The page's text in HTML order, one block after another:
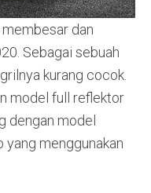
dan
Sebagai sebuah
kurang cocok.
model full reflektor
dengan model
menggunakan